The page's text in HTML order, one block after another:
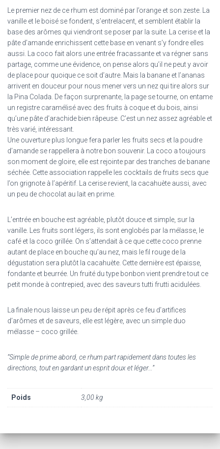
Le premier nez de ce rhum est dominé par l’orange et son zeste. La
vanille et le boisé se fondent, s’entrelacent, et semblent établir la
base des arômes qui viendront se poser par la suite. La cerise et la
pâte d’amande enrichissent cette base en venant s’y fondre elles
aussi. La coco fait alors une entrée fracassante et va régner sans
partage, comme une évidence, on pense alors qu’il ne peut y avoir
de place pour quoique ce soit d’autre. Mais la banane et l’ananas
arrivent en douceur pour nous mener vers un nez qui tire alors sur
la Pina Colada. De façon surprenante, la page se tourne, on entame
un registre caramélisé avec des fruits à coque et du bois, ainsi
qu’une pâte d’arachide bien râpeuse. C’est un nez assez agréable et
très varié, intéressant.
Une ouverture plus longue fera parler les fruits secs et la poudre
d’amande se rappellera à notre bon souvenir. La coco a toujours
son moment de gloire, elle est rejointe par des tranches de banane
séchée. Cette association rappelle les cocktails de fruits secs que
l’on grignote à l’apéritif. La cerise revient, la cacahuète aussi, avec
un peu de chocolat au lait en prime.
L’entrée en bouche est agréable, plutôt douce et simple, sur la
vanille. Les fruits sont légers, ils sont englobés par la mélasse, le
café et la coco grillée. On s’attendait à ce que cette coco prenne
autant de place en bouche qu’au nez, mais le fil rouge de la
dégustation sera plutôt la cacahuète. Cette dernière est épaisse,
fondante et beurrée. Un fruité du type bonbon vient prendre tout ce
petit monde à contrepied, avec des saveurs tutti frutti acidulées.
La finale nous laisse un peu de répit après ce feu d’artifices
d’arômes et de saveurs, elle est légère, avec un simple duo
mélasse – coco grillée.
“Simple de prime abord, ce rhum part rapidement dans toutes les
directions, tout en gardant un esprit doux et léger…”
Poids 3,00 kg